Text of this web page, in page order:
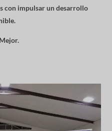
con impulsar un desarrollo